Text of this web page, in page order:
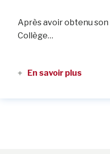
Après avoir obtenu son
Collège…
En savoir plus